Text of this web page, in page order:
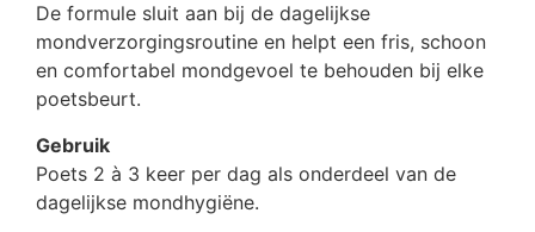
De formule sluit aan bij de dagelijkse
mondverzorgingsroutine en helpt een fris, schoon
en comfortabel mondgevoel te behouden bij elke
poetsbeurt.
Gebruik
Poets 2 à 3 keer per dag als onderdeel van de
dagelijkse mondhygiëne.